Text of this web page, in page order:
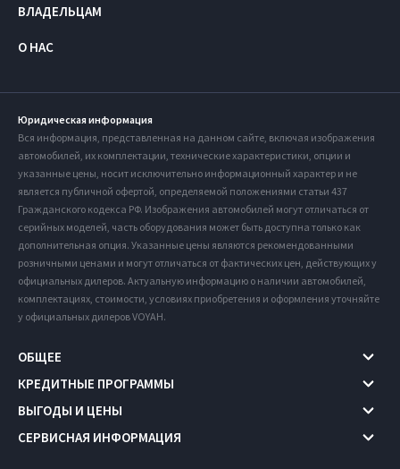
ВЛАДЕЛЬЦАМ
О НАС
Юридическая информация
Вся информация, представленная на данном сайте, включая изображения
автомобилей, их комплектации, технические характеристики, опции и
указанные цены, носит исключительно информационный характер и не
является публичной офертой, определяемой положениями статьи 437
Гражданского кодекса РФ. Изображения автомобилей могут отличаться от
серийных моделей, часть оборудования может быть доступна только как
дополнительная опция. Указанные цены являются рекомендованными
розничными ценами и могут отличаться от фактических цен, действующих у
официальных дилеров. Актуальную информацию о наличии автомобилей,
комплектациях, стоимости, условиях приобретения и оформления уточняйте
у официальных дилеров VOYAH.
ОБЩЕЕ
КРЕДИТНЫЕ ПРОГРАММЫ
ВЫГОДЫ И ЦЕНЫ
СЕРВИСНАЯ ИНФОРМАЦИЯ